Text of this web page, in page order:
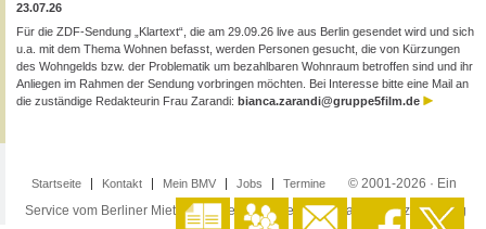
23.07.26
Für die ZDF-Sendung „Klartext“, die am 29.09.26 live aus Berlin gesendet wird und sich
u.a. mit dem Thema Wohnen befasst, werden Personen gesucht, die von Kürzungen
des Wohngelds bzw. der Problematik um bezahlbaren Wohnraum betroffen sind und ihr
Anliegen im Rahmen der Sendung vorbringen möchten. Bei Interesse bitte eine Mail an
die zuständige Redakteurin Frau Zarandi: bianca.zarandi@gruppe5film.de
Startseite Kontakt Mein BMV Jobs Termine
© 2001-2026 · Ein
Service vom Berliner Mieterverein e.V. ·Impressum·Datenschutzerklärung